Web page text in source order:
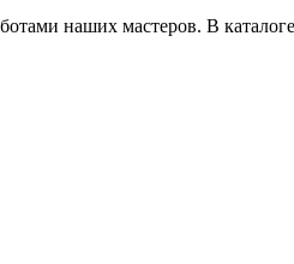
наших мастеров. В